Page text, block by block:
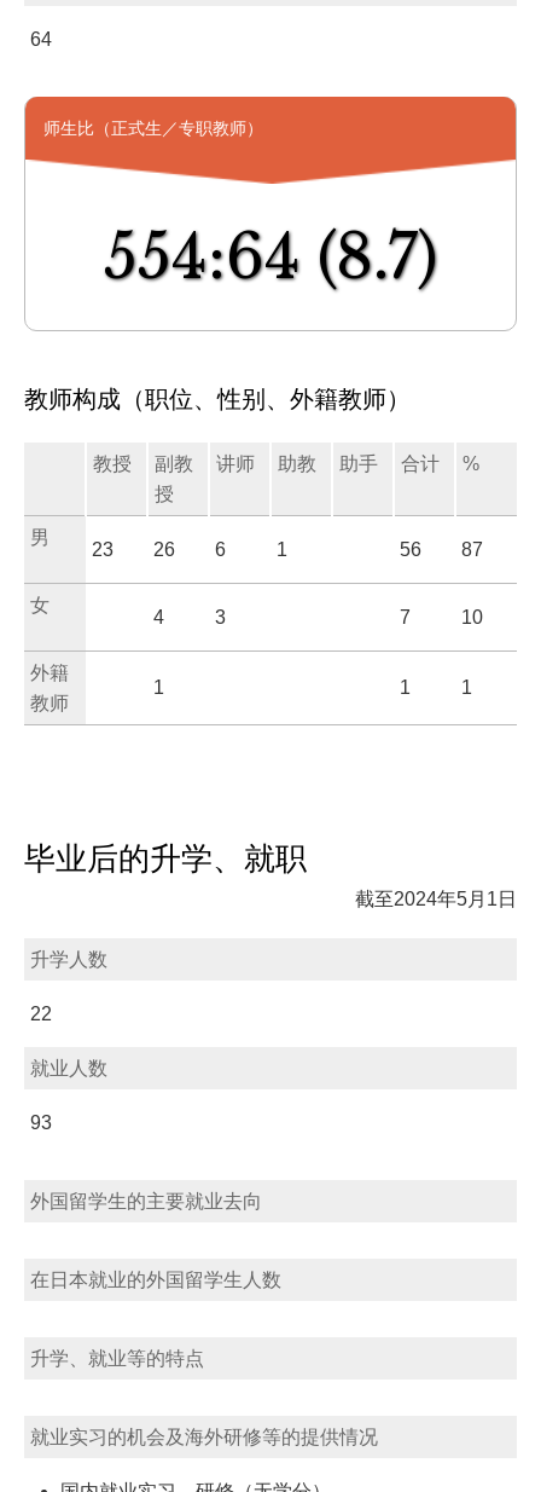
64
师生比（正式生／专职教师）
554:64 (8.7)
教师构成（职位、性别、外籍教师）
教授
副教
授
讲师 助教 助手 合计 %
男
23 26 6 1 56 87
女
4 3 7 10
外籍
教师
1 1 1
毕业后的升学、就职
截至2024年5月1日
升学人数
22
就业人数
93
外国留学生的主要就业去向
在日本就业的外国留学生人数
升学、就业等的特点
就业实习的机会及海外研修等的提供情况